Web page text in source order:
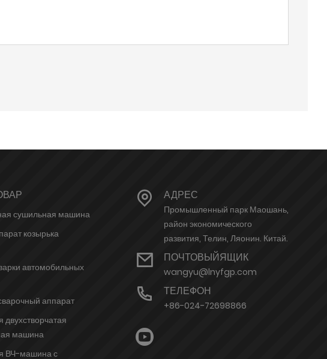
сушильная машина
козырька
автомобильных
аппарат
двухстворчатая
машина
ВЧ-машина с
АДРЕС
Промышленный парк Маошань,
район экономического
развития, Телин, Ляонин. Китай.
ПОЧТОВЫЙЯЩИК
wangyu@lnyfgp.com
ТЕЛЕФОН
+86-024-72698866